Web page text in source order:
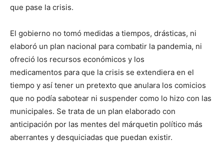
que pase la crisis.
El gobierno no tomó medidas a tiempos, drásticas, ni
elaboró un plan nacional para combatir la pandemia, ni
ofreció los recursos económicos y los
medicamentos para que la crisis se extendiera en el
tiempo y así tener un pretexto que anulara los comicios
que no podía sabotear ni suspender como lo hizo con las
municipales. Se trata de un plan elaborado con
anticipación por las mentes del márquetin político más
aberrantes y desquiciadas que puedan existir.